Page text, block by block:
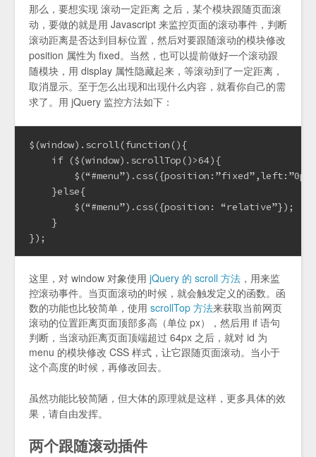
那么，要想实现 滚动一定距离 之后，某个模块跟随页面滚
动，要做的就是用 Javascript 来监控页面的滚动事件，判断
滚动距离是否达到目标位置，然后对要跟随滚动的模块修改
position 属性为 fixed。当然，也可以提前做好一个滚动跟
随模块，用 display 属性隐藏起来，等滚动到了一定距离，
取消显示。至于怎么出现和出现什么内容，就看你自己的需
求了。用 jQuery 监控方法如下：
$(window).scroll(function(){
    if ($(window).scrollTop()>64){
    }else{
        $(“#menu”).css({position: “relative”});
    }
});
这里，对 window 对象使用 jQuery 的 scroll 方法 ，用来监
控滚动事件。当页面滚动的时候，就会触发定义的函数。函
数的功能也比较简单，使用 scrollTop 方法来获取当前网页
滚动的位置距离页面顶部多高（单位 px），然后用 if 语句
判断，当滚动距离页面顶端超过 64px 之后，就对 id 为
menu 的模块修改 CSS 样式，让它跟随页面滚动。当小于
这个高度的时候，再修改回去。
虽然功能比较简陋，但大体的原理就是这样，更多具体的效
果，请自由发挥。
两个跟随滚动插件